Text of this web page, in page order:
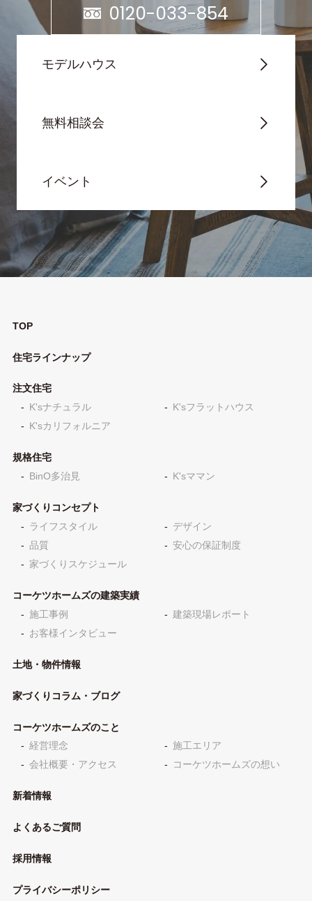
0120-033-854
モデルハウス
無料相談会
イベント
TOP
住宅ラインナップ
注文住宅
K'sナチュラル
K'sフラットハウス
K'sカリフォルニア
規格住宅
BinO多治見
K'sママン
家づくりコンセプト
ライフスタイル
デザイン
品質
安心の保証制度
家づくりスケジュール
コーケツホームズの建築実績
施工事例
建築現場レポート
お客様インタビュー
土地・物件情報
家づくりコラム・ブログ
コーケツホームズのこと
経営理念
施工エリア
会社概要・アクセス
コーケツホームズの想い
新着情報
よくあるご質問
採用情報
プライバシーポリシー